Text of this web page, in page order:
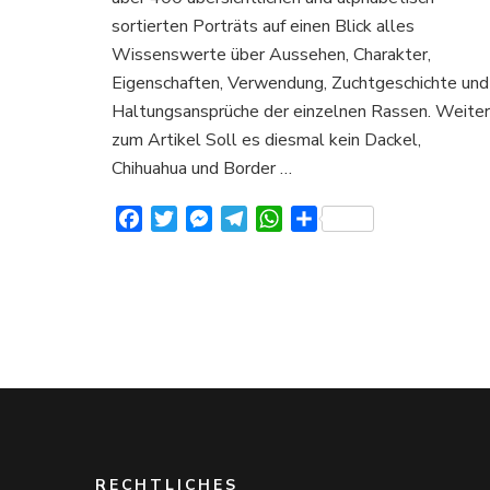
Aussehen
Charakter
und
Verhalten
sortierten Porträts auf einen Blick alles
Wissenswerte über Aussehen, Charakter,
Eigenschaften, Verwendung, Zuchtgeschichte und
Haltungsansprüche der einzelnen Rassen. Weiter
zum Artikel Soll es diesmal kein Dackel,
Chihuahua und Border …
FacebookTwitterMessenger
TelegramWhatsApp
Teilen
RECHTLICHES